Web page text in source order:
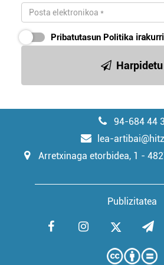
Pribatutasun Politika
Harpidetu
94-684 44
lea-
Arretxinaga etorbidea, 1 -
Publizitatea